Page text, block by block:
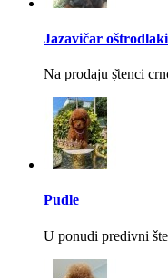
Jazavičar
Na prodaju ṣ̌tenci
Pudle
U ponudi predivni